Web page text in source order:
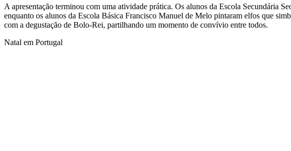
A apresentação terminou com uma atividade prática. Os alunos da Escola Secundária
enquanto os alunos da Escola Básica Francisco Manuel de Melo pintaram elfos que
com a degustação de Bolo-Rei, partilhando um momento de convívio entre todos.
Natal em Portugal